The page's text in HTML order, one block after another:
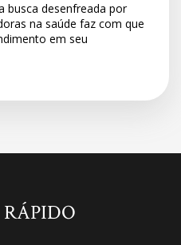
busca desenfreada por
na saúde faz com que
em seu
RÁPIDO